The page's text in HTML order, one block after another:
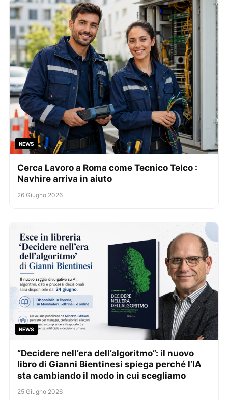
NEWS
Cerca Lavoro a Roma come Tecnico Telco :
Navhire arriva in aiuto
26 Giugno 2026
NEWS
“Decidere nell’era dell’algoritmo”: il nuovo
libro di Gianni Bientinesi spiega perché l’IA
sta cambiando il modo in cui scegliamo
25 Giugno 2026